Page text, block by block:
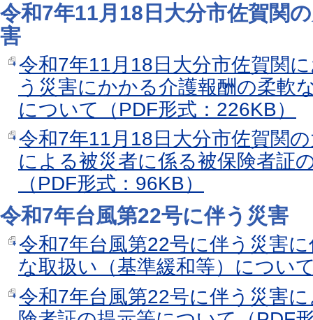
令和7年11月18日大分市佐賀関
害
令和7年11月18日大分市佐賀関
う災害にかかる介護報酬の柔軟
について（PDF形式：226KB）
令和7年11月18日大分市佐賀関
による被災者に係る被保険者証
（PDF形式：96KB）
令和7年台風第22号に伴う災害
令和7年台風第22号に伴う災害
な取扱い（基準緩和等）につい
令和7年台風第22号に伴う災害